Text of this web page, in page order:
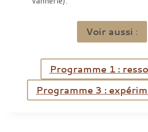
Voir aussi :
Programme 1 :
Programme 3 :